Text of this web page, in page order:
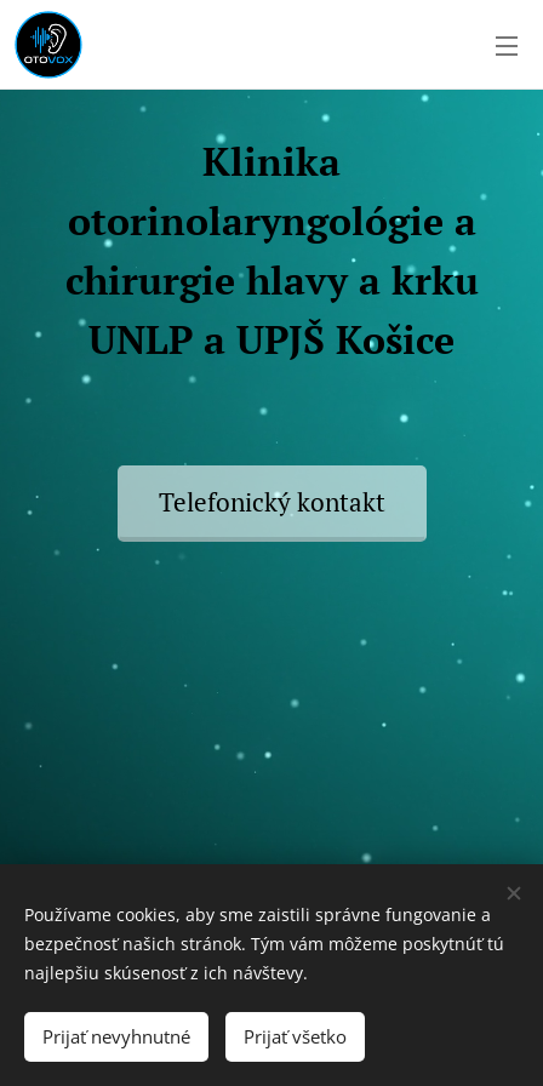
Klinika
otorinolaryngológie a
chirurgie hlavy a krku
UNLP a UPJŠ Košice
Telefonický kontakt
OTOVOX - občianske združenie
IČO: 55 574 076
Trieda SNP 457/1, 040 11 Košice-Západ
Cookies
Používame cookies, aby sme zaistili správne fungovanie a
bezpečnosť našich stránok. Tým vám môžeme poskytnúť tú
najlepšiu skúsenosť z ich návštevy.
Prijať nevyhnutné Prijať všetko